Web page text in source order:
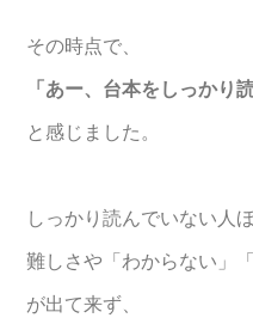
その時点で、
「あー、台本をしっかり
と感じました。
しっかり読んでいない人ほ
難しさや「わからない」
が出て来ず、